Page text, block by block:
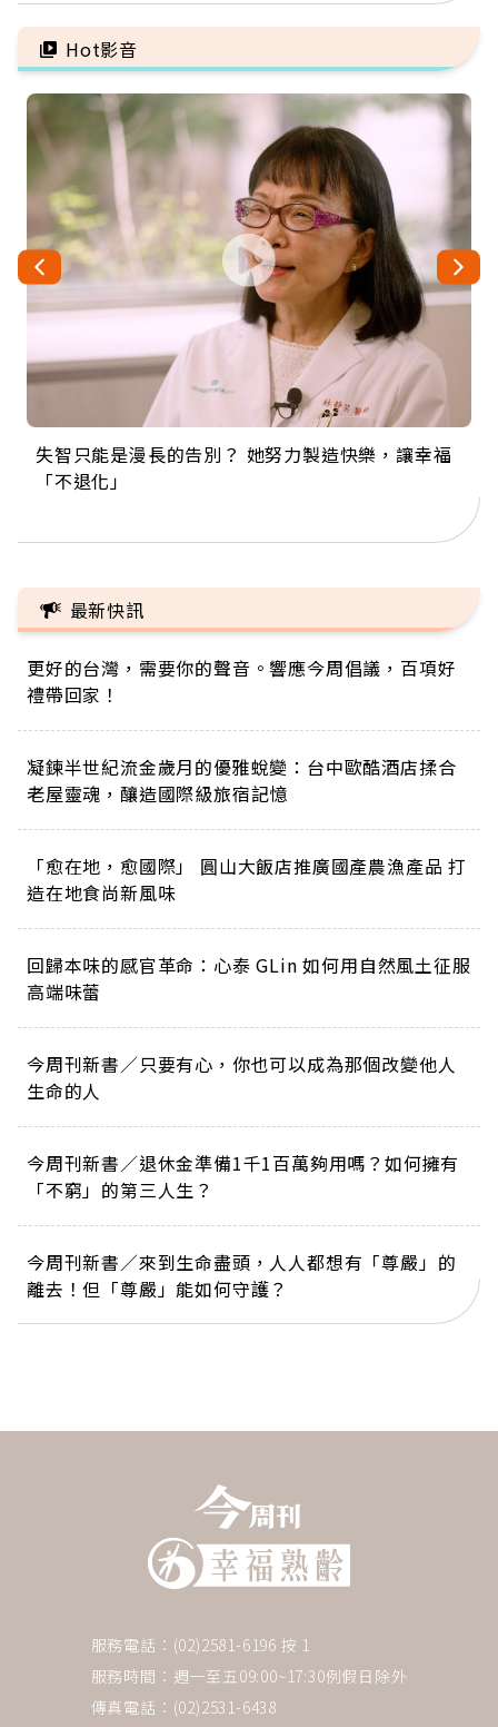
管發炎
Hot影音
失智只能是漫長的告別？ 她努力製造快樂，讓幸福
「不退化」
來自剛果的巧克力神父 為台灣奉獻36年 「台灣是我
的家，我連作夢都講台語！」
63歲卸矽谷副總、搬回台灣找快樂！「蛋黃哥小
丑」走進安養院，逗樂上萬爺奶：退休後才開始真
104歲打破金氏世界紀錄 成為全球最年長羽球選
手，分享長壽的秘密原來是「這個」
事業巔峰他選擇追夢…黑手阿伯拉小提琴還登上小
巨蛋！連CNN都大讚！
最新快訊
更好的台灣，需要你的聲音。響應今周倡議，百項好
禮帶回家！
凝鍊半世紀流金歲月的優雅蛻變：台中歐酷酒店揉合
老屋靈魂，釀造國際級旅宿記憶
「愈在地，愈國際」 圓山大飯店推廣國產農漁產品 打
造在地食尚新風味
回歸本味的感官革命：心泰 GLin 如何用自然風土征服
高端味蕾
今周刊新書／只要有心，你也可以成為那個改變他人
生命的人
今周刊新書／退休金準備1千1百萬夠用嗎？如何擁有
「不窮」的第三人生？
今周刊新書／來到生命盡頭，人人都想有「尊嚴」的
離去！但「尊嚴」能如何守護？
服務電話：(02)2581-6196 按 1
服務時間：週一至五09:00~17:30例假日除外
傳真電話：(02)2531-6438